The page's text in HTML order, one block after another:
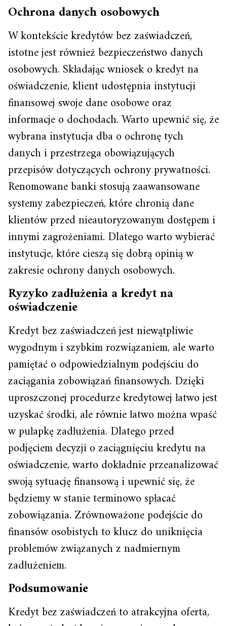
Ochrona danych osobowych
W kontekście kredytów bez zaświadczeń,
istotne jest również bezpieczeństwo danych
osobowych. Składając wniosek o kredyt na
oświadczenie, klient udostępnia instytucji
finansowej swoje dane osobowe oraz
informacje o dochodach. Warto upewnić się, że
wybrana instytucja dba o ochronę tych
danych i przestrzega obowiązujących
przepisów dotyczących ochrony prywatności.
Renomowane banki stosują zaawansowane
systemy zabezpieczeń, które chronią dane
klientów przed nieautoryzowanym dostępem i
innymi zagrożeniami. Dlatego warto wybierać
instytucje, które cieszą się dobrą opinią w
zakresie ochrony danych osobowych.
Ryzyko zadłużenia a kredyt na
oświadczenie
Kredyt bez zaświadczeń jest niewątpliwie
wygodnym i szybkim rozwiązaniem, ale warto
pamiętać o odpowiedzialnym podejściu do
zaciągania zobowiązań finansowych. Dzięki
uproszczonej procedurze kredytowej łatwo jest
uzyskać środki, ale równie łatwo można wpaść
w pułapkę zadłużenia. Dlatego przed
podjęciem decyzji o zaciągnięciu kredytu na
oświadczenie, warto dokładnie przeanalizować
swoją sytuację finansową i upewnić się, że
będziemy w stanie terminowo spłacać
zobowiązania. Zrównoważone podejście do
finansów osobistych to klucz do uniknięcia
problemów związanych z nadmiernym
zadłużeniem.
Podsumowanie
Kredyt bez zaświadczeń to atrakcyjna oferta,